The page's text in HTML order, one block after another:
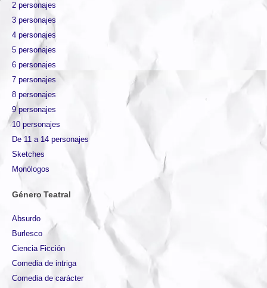
2 personajes
3 personajes
4 personajes
5 personajes
6 personajes
7 personajes
8 personajes
9 personajes
10 personajes
De 11 a 14 personajes
Sketches
Monólogos
Género Teatral
Absurdo
Burlesco
Ciencia Ficción
Comedia de intriga
Comedia de carácter